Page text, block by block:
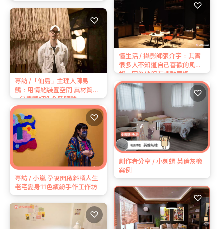
專訪 /「仙島」主理人陳易
鶴：用情緒裝置空間 異材質
+包覆感打造全新體驗
♡
專訪 / 小嵐 孕後開啟斜槓人生
老宅變身11色繽紛手作工作坊
♡
懂生活 / 攝影師張介宇：其實
很多⼈不知道⾃⼰喜歡的風
格，因為他沒有被啟蒙過
♡
♡
創作者分享 / 小刺蝟 英倫灰橡
案例
♡
♡